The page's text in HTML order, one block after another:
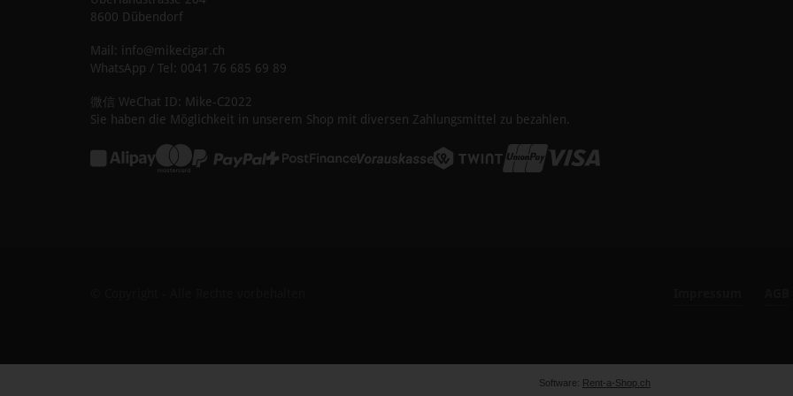
8600 Dübendorf
Mail: info@mikecigar.ch
WhatsApp / Tel: 0041 76 685 69 89
微信 WeChat ID: Mike-C2022
Sie haben die Möglichkeit in unserem Shop mit diversen Zahlungsmittel zu bezahlen.
Software: Rent-a-Shop.ch